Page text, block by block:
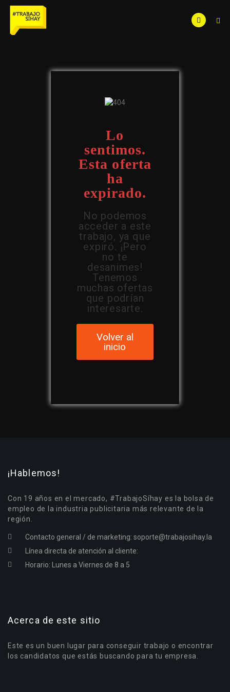
Lo
sentimos.
Esta oferta
ha
expirado.
No podemos
acceder a este
trabajo, ya que
expiró. ¡Pero
no te
desanimes!
Tenemos
muchas ofertas
que podrían
interesarte.
Volver al
inicio
¡Hablemos!
Con 19 años en el mercado, #TrabajoSíhay es la bolsa de
empleo de la industria publicitaria más relevante de la
región.
Contacto general / de marketing: soporte@trabajosihay.la
Línea directa de atención al cliente:
Horario: Lunes a Viernes de 8 a 5
Acerca de este sitio
Este es un buen lugar para conseguir trabajo o encontrar
los candidatos que estás buscando para tu empresa.